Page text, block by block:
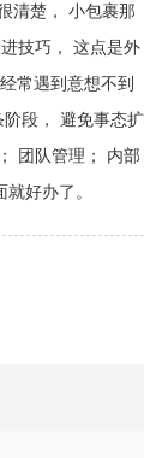
清楚， 小包裹那
技巧， 这点是外
常遇到意想不到
段， 避免事态扩
团队管理； 内部
好办了。